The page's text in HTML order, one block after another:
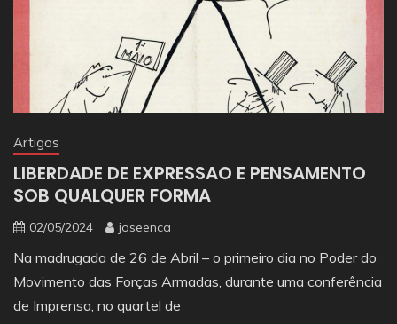
Artigos
LIBERDADE DE EXPRESSAO E PENSAMENTO
SOB QUALQUER FORMA
02/05/2024 joseenca
Na madrugada de 26 de Abril – o primeiro dia no Poder do
Movimento das Forças Armadas, durante uma conferência
de Imprensa, no quartel de